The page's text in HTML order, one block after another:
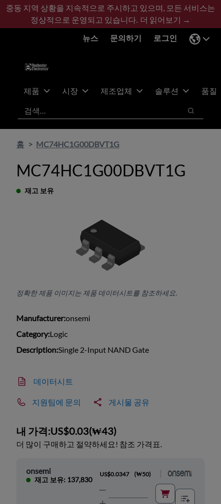
기
콘
바
글
중동 지역 상황을 지속적으로 주시하고 있으며, 모든 서비스는
정상적으로 운영되고 있습니다. 더 읽어보기 →
뉴스
문의하기 로그인
제품 시장 제조업체 솔루션
품질
검색
검색
홈 MC74HC1G00DBVT1G
MC74HC1G00DBVT1G
재고 보유
정확한 제품 이미지는 제품 데이터시트를 참조하세요.
Manufacturer:onsemi
Category:Logic
Description:Single 2-Input NAND Gate
데이터시트
지원팀에 문의 게시물 공유
내 가격:US$0.03(₩43)
더 많이 구매하고 절약하세요! 참조 가격표.
onsemi
재고 보유: 137,830
US$0.0347 (₩50)